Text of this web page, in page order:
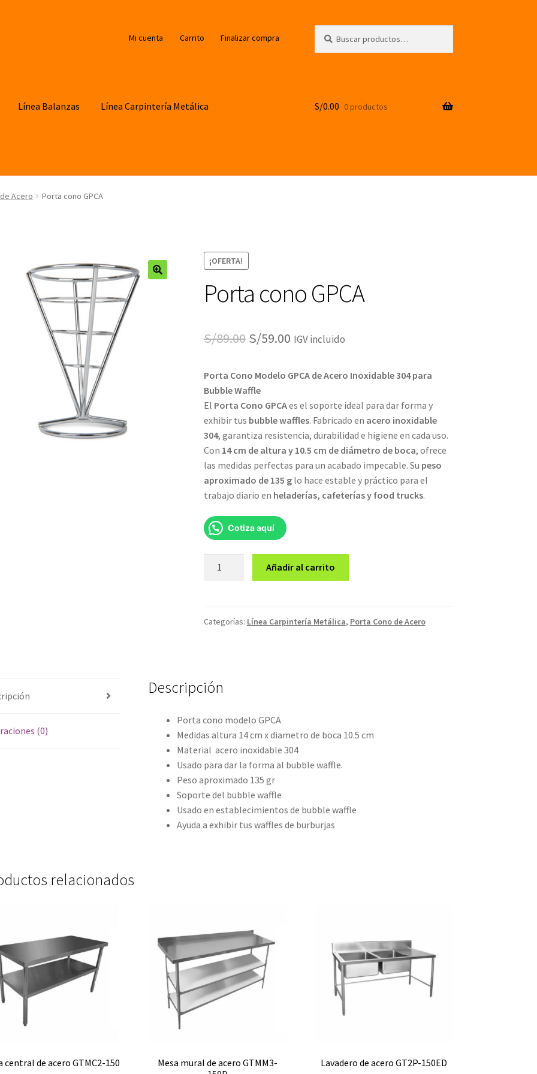
Mi cuenta Carrito Finalizar compra
por:
Línea Balanzas Línea Carpintería Metálica S/0.00 0 productos
Acero Porta cono GPCA
¡OFERTA!
Porta cono GPCA
S/89.00 El
original
era:
S/89.00.
S/59.00El
actual
es:
S/59.00.
IGV incluido
Porta Cono Modelo GPCA de Acero Inoxidable 304 para
Bubble Waffle
El Porta Cono GPCAes el soporte ideal para dar forma y
exhibir tus bubble waffles. Fabricado en acero inoxidable
304, garantiza resistencia, durabilidad e higiene en cada uso.
Con 14 cm de altura y 10.5 cm de diámetro de boca, ofrece
las medidas perfectas para un acabado impecable. Su peso
aproximado de 135 glo hace estable y práctico para el
trabajo diario en heladerías, cafeterías y food trucks.
Cotiza aquí
Añadir al carrito
Categorías: Línea Carpintería Metálica, Porta Cono de Acero
(0)
Descripción
Porta cono modelo GPCA
Medidas altura 14 cm x diametro de boca 10.5 cm
Material acero inoxidable 304
Usado para dar la forma al bubble waffle.
Peso aproximado 135 gr
Soporte del bubble waffle
Usado en establecimientos de bubble waffle
Ayuda a exhibir tus waffles de burburjas
relacionados
central de acero GTMC2-150
Mesa mural de acero GTMM3-
Lavadero de acero GT2P-150ED